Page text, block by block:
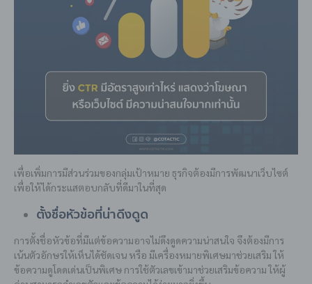
เพื่อเพิ่มการมีส่วนร่วมของกลุ่มเป้าหมาย ธุรกิจต้องมีการพัฒนาเว็บไซต์
เพื่อให้ได้กระแสตอบกลับที่ดีมาในที่สุด
ตั้งชื่อหัวข้อที่น่าดึงดูด
การตั้งชื่อหัวข้อที่มีแต่ข้อความอาจไม่ดึงดูดความน่าสนใจ จึงต้องมีการ
เน้นตัวอักษรให้เห็นได้ชัดเจน หรือ มีเครื่องหมายพิเศษมาช่วยเสริม ให้
ข้อความดูโดดเด่นเป็นพิเศษ การใช้ตัวเลขเข้ามาช่วยเสริมข้อความ ให้ผู้